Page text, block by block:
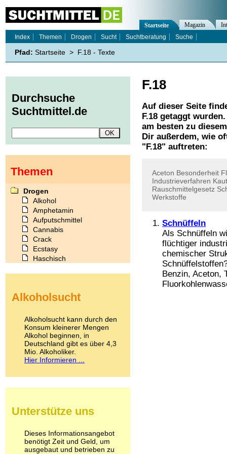
F.18
Auf dieser Seite
F.18 getaggt
am besten zu
Dir außerdem, wie
" F.18" auftreten:
Aceton Besonderheit
Industrieverfahren
Rauschmittelgesetz
Werkstoffe
Schnüffeln
Als Schnüffeln
flüchtiger
chemischer
Benzin, Aceton,
Startseite Magazin
Index
Themen Drogen Sucht Suchtberatung Suche
Pfad: Startseite > F.18 - Texte
Durchsuche
Suchtmittel.de
Themen
Drogen
Alkohol
Amphetamin
Aufputschmittel
Cannabis
Crack
Ecstasy
Haschisch
Kokain
LSD
Marihuana
Medikamente
Meskalin
Metamphetamin
Methadon
Pilze
Psychopharmaka
Schlafmittel
Schmerzmittel
Alkoholsucht
Alkoholsucht kann durch den
Konsum kleinerer Mengen
Alkohol beginnen, in
Deutschland gibt es über 4,3
Mio. Alkoholiker.
Hier Informieren ...
Unterstütze uns
Dieses Informationsangebot
benötigt Zeit und Geld, um
ausgebaut und betrieben zu